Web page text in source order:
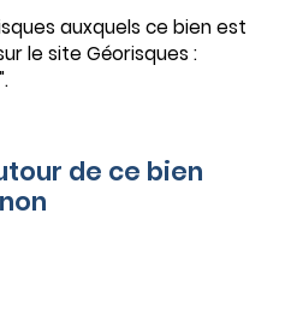
auxquels ce bien est
le site Géorisques :
de ce bien